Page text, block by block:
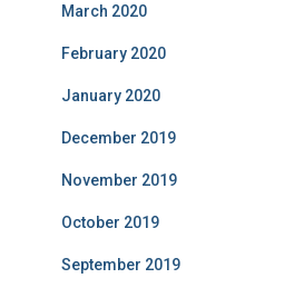
March 2020
February 2020
January 2020
December 2019
November 2019
October 2019
September 2019